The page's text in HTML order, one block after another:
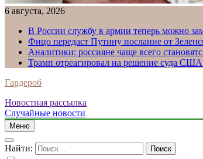
6 августа, 2026
В России службу в армии теперь можно
Фицо передаст Путину послание от
Аналитики: россияне чаще всего
Трамп отреагировал на решение суда
Гардероб
Новостная рассылка
Случайные новости
Меню
Найти: